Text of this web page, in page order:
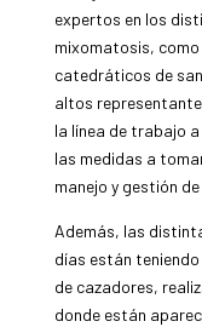
expertos en los
mixomatosis,
catedráticos de
altos
la línea de trabajo
las medidas a
manejo y gestión
Además, las
días están
de cazadores,
donde están